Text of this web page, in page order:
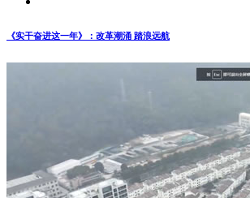
《实干奋进这一年》：改革潮涌 踏浪远航